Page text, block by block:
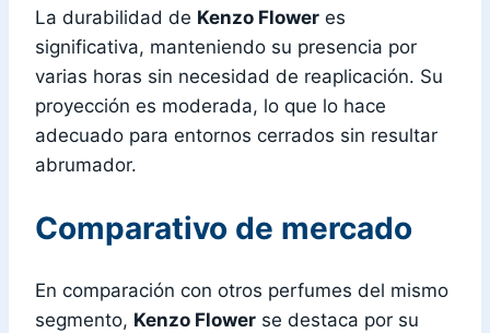
La durabilidad de Kenzo Flower es
significativa, manteniendo su presencia por
varias horas sin necesidad de reaplicación. Su
proyección es moderada, lo que lo hace
adecuado para entornos cerrados sin resultar
abrumador.
Comparativo de mercado
En comparación con otros perfumes del mismo
segmento, Kenzo Flower se destaca por su